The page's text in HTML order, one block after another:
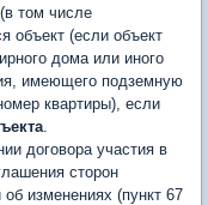
том числе
объект (если объект
дома или иного
имеющего подземную
квартиры), если
.
договора участия в
сторон
изменениях (пункт 67